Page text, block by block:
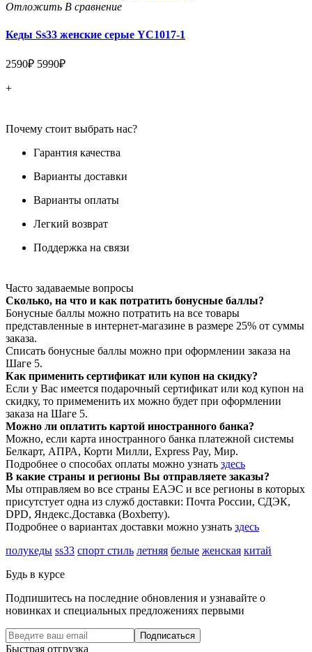
Отложить В сравнение
Кеды Ss33 женские серые YC1017-1
2590₽ 5990₽
+
Почему стоит выбрать нас?
Гарантия качества
Варианты доставки
Варианты оплаты
Легкий возврат
Поддержка на связи
Часто задаваемые вопросы
Сколько, на что и как потратить бонусные баллы?
Бонусные баллы можно потратить на все товары
представленные в интернет-магазине в размере 25% от суммы
заказа.
Списать бонусные баллы можно при оформлении заказа на
Шаге 5.
Как применить сертификат или купон на скидку?
Если у Вас имеется подарочный сертификат или код купон на
скидку, то примеменить их можно будет при оформлении
заказа на Шаге 5.
Можно ли оплатить картой иностранного банка?
Можно, если карта иностранного банка платежной системы
Белкарт, АПРА, Корти Милли, Express Pay, Мир.
Подробнее о способах оплаты можно узнать здесь
В какие страны и регионы Вы отправляете заказы?
Мы отправляем во все страны ЕАЭС и все регионы в которых
присутстует одна из служб доставки: Почта России, СДЭК,
DPD, Яндекс.Доставка (Boxberry).
Подробнее о вариантах доставки можно узнать здесь
полукеды ss33 спорт стиль летняя белые женская китай
Будь в курсе
Подпишитесь на последние обновления и узнавайте о
новинках и специальных предложениях первыми
Подписаться
Быстрая отгрузка